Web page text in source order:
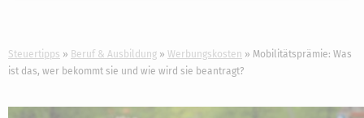
Steuertipps Beruf & Ausbildung Werbungskosten
Mobilitätsprämie: Was
ist das, wer bekommt sie und wie wird sie beantragt?